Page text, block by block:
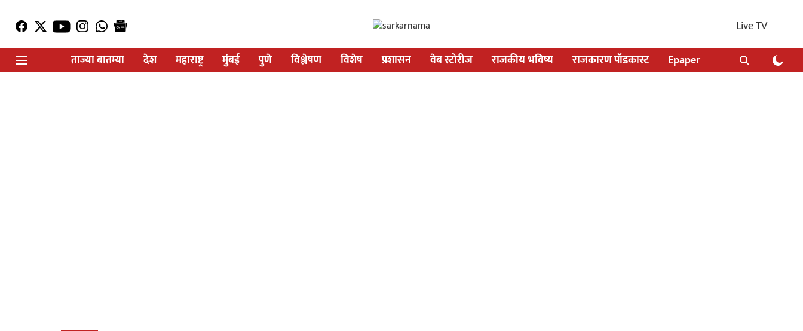
Live TV
ताज्या बातम्या
देश महाराष्ट्र मुंबई पुणे विश्लेषण विशेष प्रशासन वेब स्टोरीज राजकीय भविष्य राजकारण पॉडकास्ट Epaper